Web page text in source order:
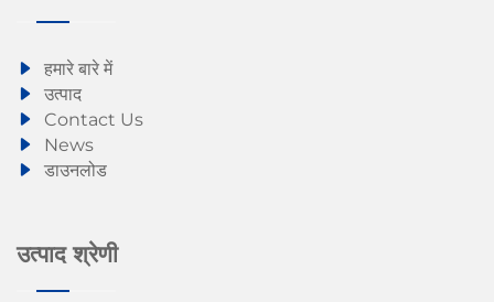
हमारे बारे में
उत्पाद
Contact Us
News
डाउनलोड
उत्पाद श्रेणी